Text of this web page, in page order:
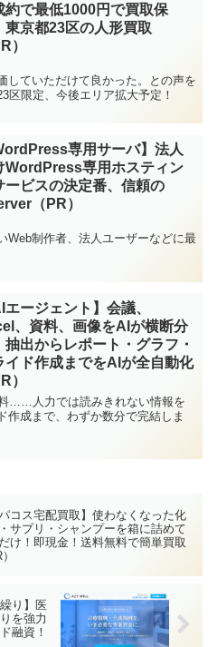
約で最低1000円で買取保
東京都23区の人形買取
）
していただけて良かった。との声を
区限定、今後エリア拡大予定！
専用サーバ】法人
WordPress専用ホスティン
ービスの決定番、信頼の
（PR）
Web制作者、法人ユーザーなどに最
エージェント】会議、
、資料、画像をAIが横断分
抽出からレポート・グラフ・
イド作成までをAIが全自動化
）
……人力では読みきれない情報を
作成まで、わずか数分で完結しま
パコス宅配買取】使わなくなった化
サプリ・シャンプーを箱に詰めて
け！即現金！送料無料で簡単買取
り】医
を強力
融資！